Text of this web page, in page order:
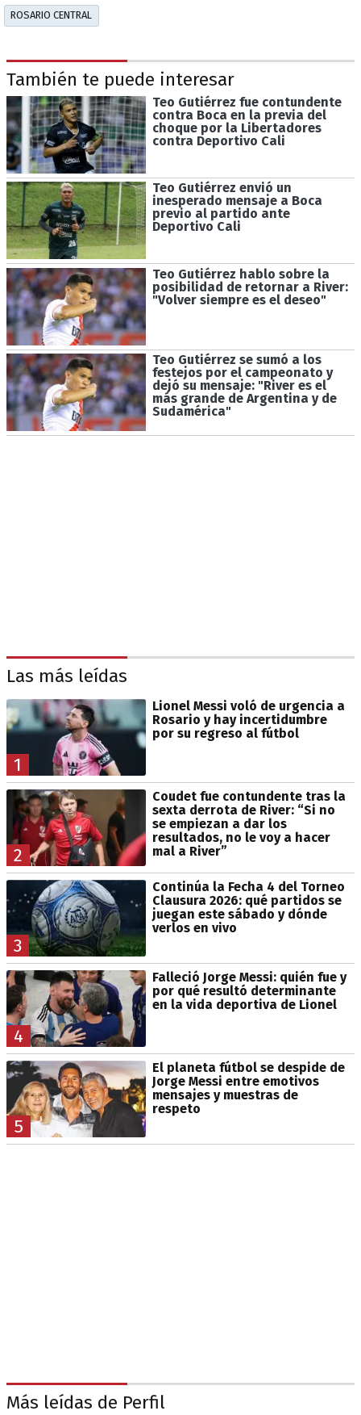
ROSARIO CENTRAL
También te puede interesar
Teo Gutiérrez fue contundente
contra Boca en la previa del
choque por la Libertadores
contra Deportivo Cali
Teo Gutiérrez envió un
inesperado mensaje a Boca
previo al partido ante
Deportivo Cali
Teo Gutiérrez hablo sobre la
posibilidad de retornar a River:
"Volver siempre es el deseo"
Teo Gutiérrez se sumó a los
festejos por el campeonato y
dejó su mensaje: "River es el
más grande de Argentina y de
Sudamérica"
Las más leídas
1
Lionel Messi voló de urgencia a
Rosario y hay incertidumbre
por su regreso al fútbol
2
Coudet fue contundente tras la
sexta derrota de River: “Si no
se empiezan a dar los
resultados, no le voy a hacer
mal a River”
3
Continúa la Fecha 4 del Torneo
Clausura 2026: qué partidos se
juegan este sábado y dónde
verlos en vivo
4
Falleció Jorge Messi: quién fue y
por qué resultó determinante
en la vida deportiva de Lionel
5
El planeta fútbol se despide de
Jorge Messi entre emotivos
mensajes y muestras de
respeto
Más leídas de Perfil